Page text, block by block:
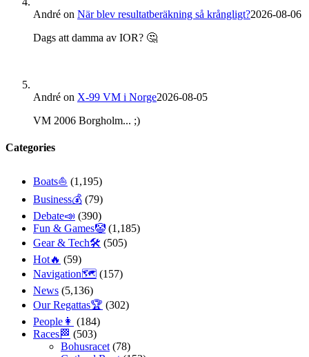
André on När blev resultatberäkning så krångligt?2026-08-06
Dags att damma av IOR? 🤔
André on X-99 VM i Norge2026-08-05
VM 2006 Borgholm... ;)
Categories
Boats⛵️ (1,195)
Business💰 (79)
Debate📣 (390)
Fun & Games🤡 (1,185)
Gear & Tech🛠 (505)
Hot🔥 (59)
Navigation🗺 (157)
News (5,136)
Our Regattas🏆 (302)
People👩 (184)
Races🏁 (503)
Bohusracet (78)